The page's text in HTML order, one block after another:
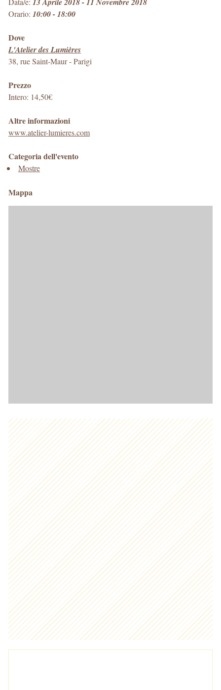
Orario: 10:00 - 18:00
Dove
L'Atelier des Lumières
38, rue Saint-Maur-Parigi
Prezzo
Intero: 14,50€
Altre informazioni
www.atelier-lumieres.com
Categoria dell'evento
Mostre
Mappa